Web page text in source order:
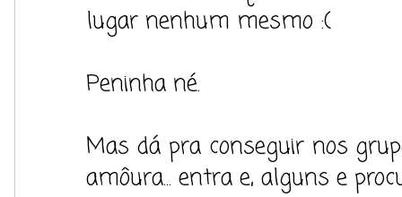
lugar nenhum mesmo :(
Peninha né.
Mas dá pra conseguir nos
amôura... entra e, alguns e